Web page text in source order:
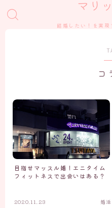
マリ
結婚したい！を実現
コ
目指せマッスル婚！エニタイム
フィットネスで出会いはある？
2020.11.23 婚活